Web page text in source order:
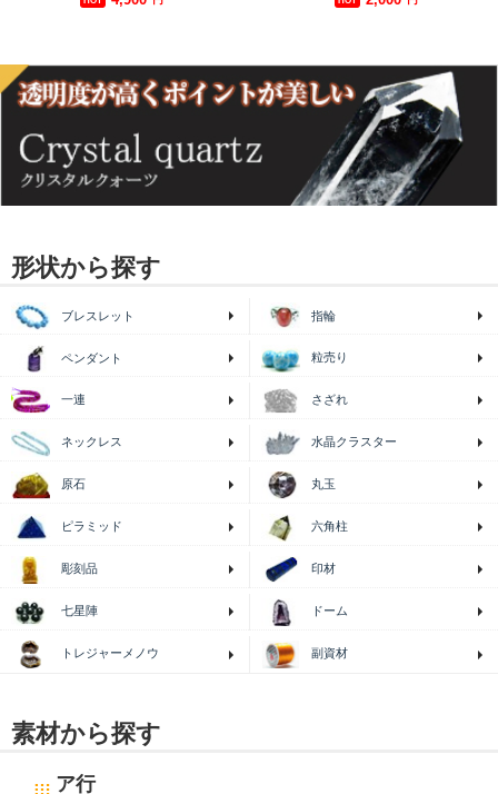
形状から探す
ブレスレット 指輪
ペンダント 粒売り
一連 さざれ
ネックレス 水晶クラスター
原石 丸玉
ピラミッド 六角柱
彫刻品 印材
七星陣 ドーム
トレジャーメノウ 副資材
素材から探す
ア行